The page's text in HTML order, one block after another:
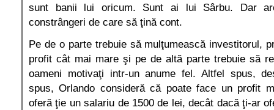
sunt banii lui oricum. Sunt ai lui Sârbu. Dar
constrângeri de care să ţină cont.
Pe de o parte trebuie să mulţumească investitorul,
profit cât mai mare şi pe de altă parte trebuie să
oameni motivaţi intr-un anume fel. Altfel spus,
spus, Orlando consideră că poate face un profit
oferă ţie un salariu de 1500 de lei, decât dacă ţi-ar